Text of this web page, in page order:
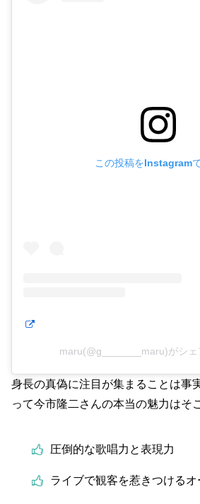
この投稿をInstagram
maru(@g_______maru)がシェ
身長の真偽に注目が集まることは事
って今市隆二さんの本当の魅力はそ
圧倒的な歌唱力と表現力
ライブで観客を惹きつけるオ